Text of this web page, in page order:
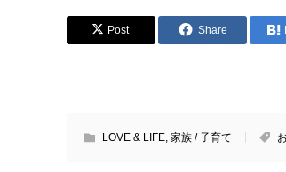
Post Share
LOVE & LIFE, 家族 / 子育て